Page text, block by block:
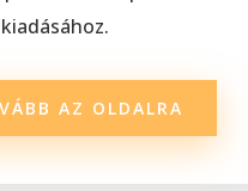
AZ OLDALRA